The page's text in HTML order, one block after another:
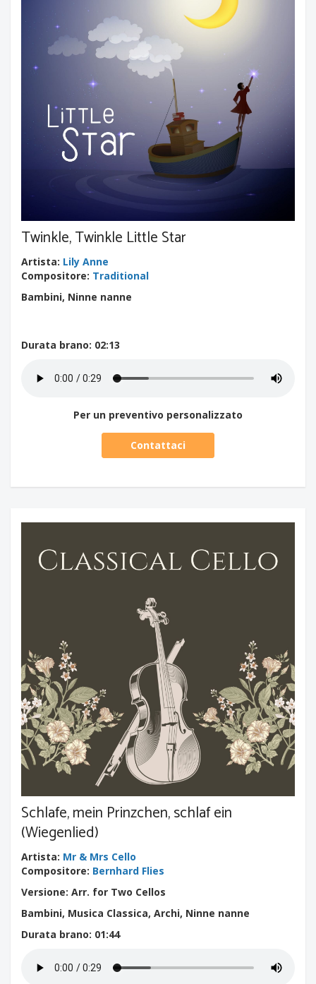
Twinkle, Twinkle Little Star
Artista: Lily Anne
Compositore: Traditional
Bambini, Ninne nanne
Durata brano: 02:13
Per un preventivo personalizzato
Contattaci
Schlafe, mein Prinzchen, schlaf ein
(Wiegenlied)
Artista: Mr & Mrs Cello
Compositore: Bernhard Flies
Versione: Arr. for Two Cellos
Bambini, Musica Classica, Archi, Ninne nanne
Durata brano: 01:44